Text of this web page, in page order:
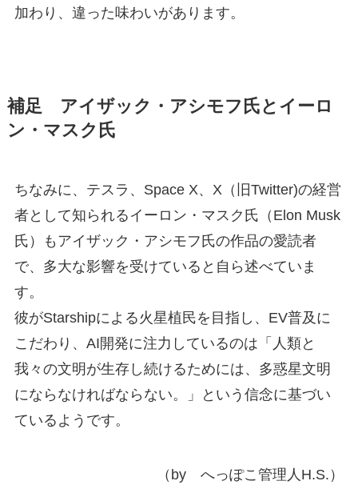
加わり、違った味わいがあります。
補足 アイザック・アシモフ氏とイーロ
ン・マスク氏
ちなみに、テスラ、Space X、X（旧Twitter)の経営
者として知られるイーロン・マスク氏（Elon Musk
氏）もアイザック・アシモフ氏の作品の愛読者
で、多大な影響を受けていると自ら述べていま
す。
彼がStarshipによる火星植民を目指し、EV普及に
こだわり、AI開発に注力しているのは「人類と
我々の文明が生存し続けるためには、多惑星文明
にならなければならない。」という信念に基づい
ているようです。
（by へっぽこ管理人H.S.）